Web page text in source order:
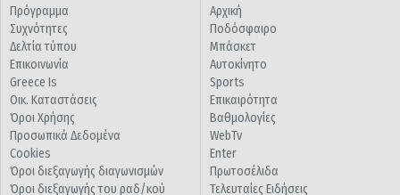
Πρόγραμμα
Συχνότητες
Δελτία τύπου
Επικοινωνία
Greece Is
Οικ. Καταστάσεις
Όροι Χρήσης
Προσωπικά Δεδομένα
Cookies
Όροι διεξαγωγής διαγωνισμών
Όροι διεξαγωγής του ραδ/κού
Αρχική
Ποδόσφαιρο
Μπάσκετ
Αυτοκίνητο
Sports
Επικαιρότητα
Βαθμολογίες
WebTv
Enter
Πρωτοσέλιδα
Τελευταίες Ειδήσεις